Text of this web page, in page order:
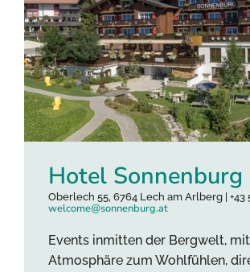
Hotel Sonnenburg
Oberlech 55, 6764 Lech am Arlberg | +43
welcome@sonnenburg.at
Events inmitten der Bergwelt, mit
Atmosphäre zum Wohlfühlen,